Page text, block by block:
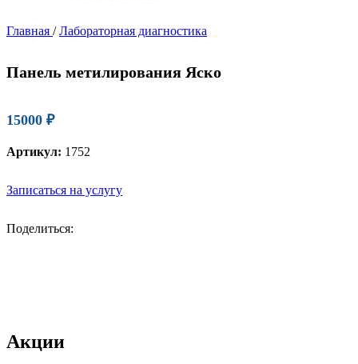
Главная / Лабораторная диагностика
Панель метилирования Яско
15000 ₽
Артикул: 1752
Записаться на услугу
Поделиться:
Акции